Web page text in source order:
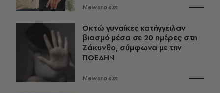
Newsroom
Οκτώ γυναίκες κατήγγειλαν
βιασμό μέσα σε 20 ημέρες στη
Ζάκυνθο, σύμφωνα με την
ΠΟΕΔΗΝ
Newsroom